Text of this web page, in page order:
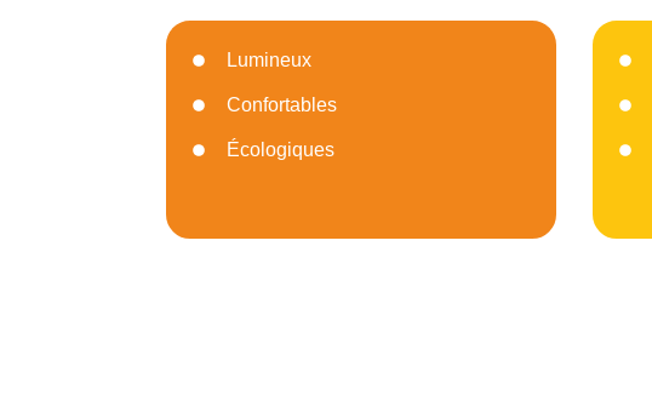
Lumineux
Confortables
Écologiques